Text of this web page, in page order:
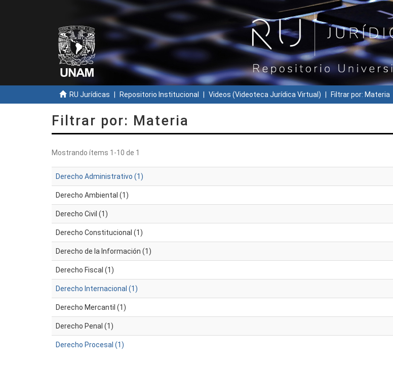
RU Jurídicas Repositorio Institucional Videos (Videoteca Jurídica Virtual) Filtrar por: Materia
Filtrar por: Materia
Mostrando ítems 1-10 de 1
Derecho Administrativo (1)
Derecho Ambiental (1)
Derecho Civil (1)
Derecho Constitucional (1)
Derecho de la Información (1)
Derecho Fiscal (1)
Derecho Internacional (1)
Derecho Mercantil (1)
Derecho Penal (1)
Derecho Procesal (1)